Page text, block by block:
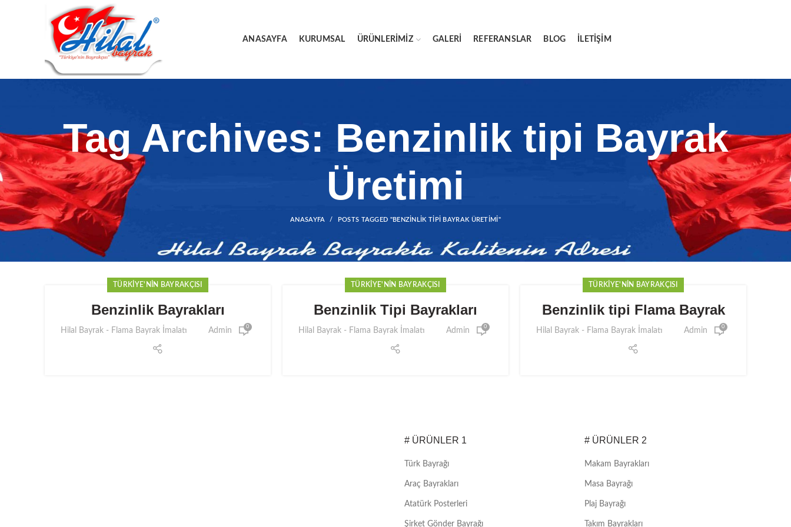
ANASAYFA KURUMSAL ÜRÜNLERIMIZ GALERI REFERANSLAR BLOG İLETIŞIM
Tag Archives: Benzinlik tipi Bayrak
Üretimi
ANASAYFA POSTS TAGGED "BENZINLIK TIPI BAYRAK ÜRETIMI"
TÜRKIYE'NIN BAYRAKÇISI
Benzinlik Bayrakları
Hilal Bayrak - Flama Bayrak İmalatı Admin 0
TÜRKIYE'NIN BAYRAKÇISI
Benzinlik Tipi Bayrakları
Hilal Bayrak - Flama Bayrak İmalatı Admin 0
TÜRKIYE'NIN BAYRAKÇISI
Benzinlik tipi Flama Bayrak
Hilal Bayrak - Flama Bayrak İmalatı Admin 0
# ÜRÜNLER 1
Türk Bayrağı
Araç Bayrakları
Atatürk Posterleri
Şirket Gönder Bayrağı
# ÜRÜNLER 2
Makam Bayrakları
Masa Bayrağı
Plaj Bayrağı
Takım Bayrakları